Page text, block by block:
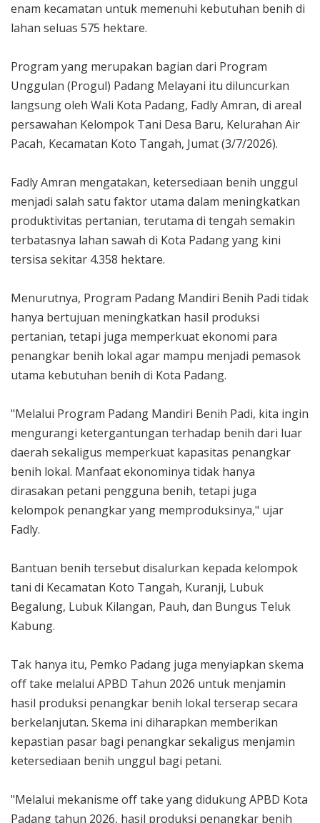
enam kecamatan untuk memenuhi kebutuhan benih di
lahan seluas 575 hektare.
Program yang merupakan bagian dari Program
Unggulan (Progul) Padang Melayani itu diluncurkan
langsung oleh Wali Kota Padang, Fadly Amran, di areal
persawahan Kelompok Tani Desa Baru, Kelurahan Air
Pacah, Kecamatan Koto Tangah, Jumat (3/7/2026).
Fadly Amran mengatakan, ketersediaan benih unggul
menjadi salah satu faktor utama dalam meningkatkan
produktivitas pertanian, terutama di tengah semakin
terbatasnya lahan sawah di Kota Padang yang kini
tersisa sekitar 4.358 hektare.
Menurutnya, Program Padang Mandiri Benih Padi tidak
hanya bertujuan meningkatkan hasil produksi
pertanian, tetapi juga memperkuat ekonomi para
penangkar benih lokal agar mampu menjadi pemasok
utama kebutuhan benih di Kota Padang.
"Melalui Program Padang Mandiri Benih Padi, kita ingin
mengurangi ketergantungan terhadap benih dari luar
daerah sekaligus memperkuat kapasitas penangkar
benih lokal. Manfaat ekonominya tidak hanya
dirasakan petani pengguna benih, tetapi juga
kelompok penangkar yang memproduksinya," ujar
Fadly.
Bantuan benih tersebut disalurkan kepada kelompok
tani di Kecamatan Koto Tangah, Kuranji, Lubuk
Begalung, Lubuk Kilangan, Pauh, dan Bungus Teluk
Kabung.
Tak hanya itu, Pemko Padang juga menyiapkan skema
off take melalui APBD Tahun 2026 untuk menjamin
hasil produksi penangkar benih lokal terserap secara
berkelanjutan. Skema ini diharapkan memberikan
kepastian pasar bagi penangkar sekaligus menjamin
ketersediaan benih unggul bagi petani.
"Melalui mekanisme off take yang didukung APBD Kota
Padang tahun 2026, hasil produksi penangkar benih